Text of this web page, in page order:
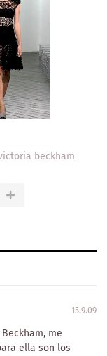
beckham
15.9.09
me
ella son los